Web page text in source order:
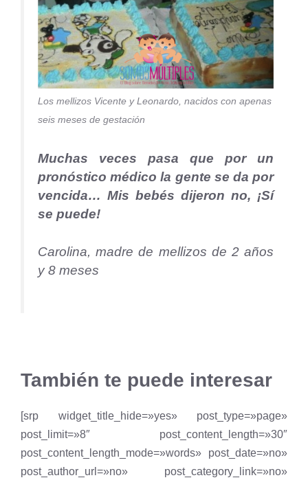
Los mellizos Vicente y Leonardo, nacidos con apenas
seis meses de gestación
Muchas veces pasa que por un
pronóstico médico la gente se da por
vencida… Mis bebés dijeron no, ¡Sí
se puede!
Carolina, madre de mellizos de 2 años
y 8 meses
También te puede interesar
[srp widget_title_hide=»yes» post_type=»page»
post_limit=»8″ post_content_length=»30″
post_content_length_mode=»words» post_date=»no»
post_author_url=»no» post_category_link=»no»